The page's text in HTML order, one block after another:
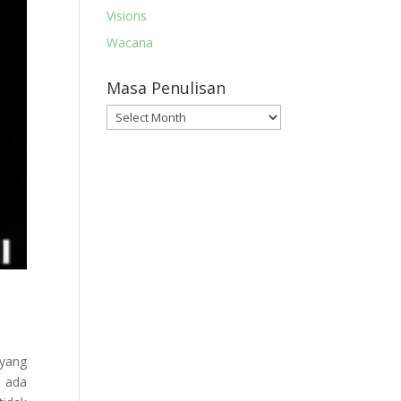
ada
Visions
Wacana
Masa Penulisan
Masa
Penulisan